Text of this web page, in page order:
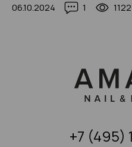
весну и лето
06.10.2024 1
+7 (495)